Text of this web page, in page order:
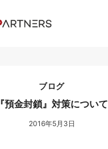
ブログ
『預金封鎖』対策について
2016年5月3日